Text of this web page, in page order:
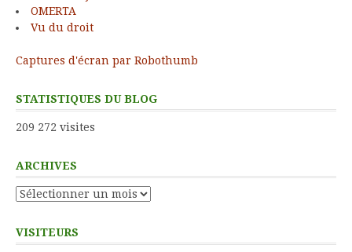
OMERTA
Vu du droit
Captures d'écran par Robothumb
STATISTIQUES DU BLOG
209 272 visites
ARCHIVES
Archives
VISITEURS